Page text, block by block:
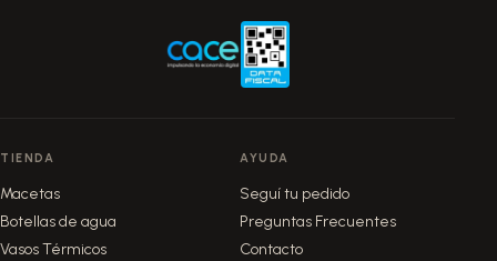
TIENDA
Macetas
Botellas de agua
Vasos Térmicos
AYUDA
Seguí tu pedido
Preguntas Frecuentes
Contacto